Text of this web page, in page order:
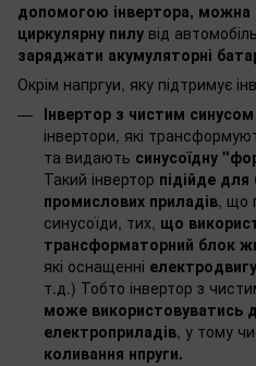
допомогою інвертора, можна
циркулярну пилу від
заряджати акумуляторні
Окрім напргуи, яку підтримує
Інвертор з чистим синусом
інвертори, які
та видають синусоїдну
Такий інвертор підійде
промислових приладів, що
синусоїди, тих, що
трансформаторний блок
які оснащенні
т.д.) Тобто інвертор з
може використовуватись
електроприладів, у тому
коливання нпруги.